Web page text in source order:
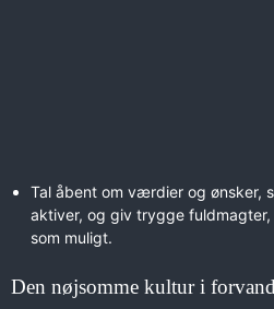
Tal åbent om værdier og ønsker,
aktiver, og giv trygge
som muligt.
Den nøjsomme kultur i